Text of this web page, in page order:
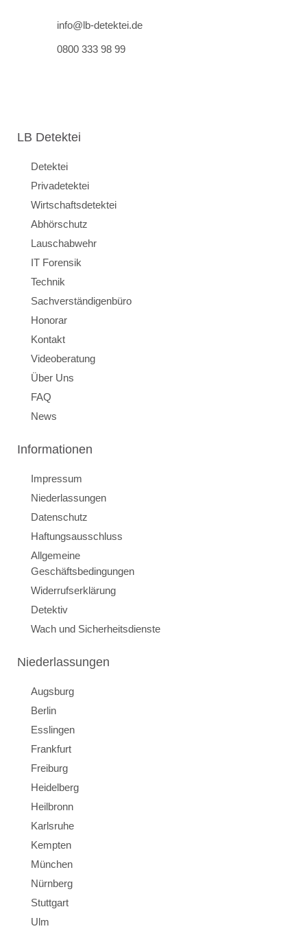
info@lb-detektei.de
0800 333 98 99
LB Detektei
Detektei
Privadetektei
Wirtschaftsdetektei
Abhörschutz
Lauschabwehr
IT Forensik
Technik
Sachverständigenbüro
Honorar
Kontakt
Videoberatung
Über Uns
FAQ
News
Informationen
Impressum
Niederlassungen
Datenschutz
Haftungsausschluss
Allgemeine
Geschäftsbedingungen
Widerrufserklärung
Detektiv
Wach und Sicherheitsdienste
Niederlassungen
Augsburg
Berlin
Esslingen
Frankfurt
Freiburg
Heidelberg
Heilbronn
Karlsruhe
Kempten
München
Nürnberg
Stuttgart
Ulm